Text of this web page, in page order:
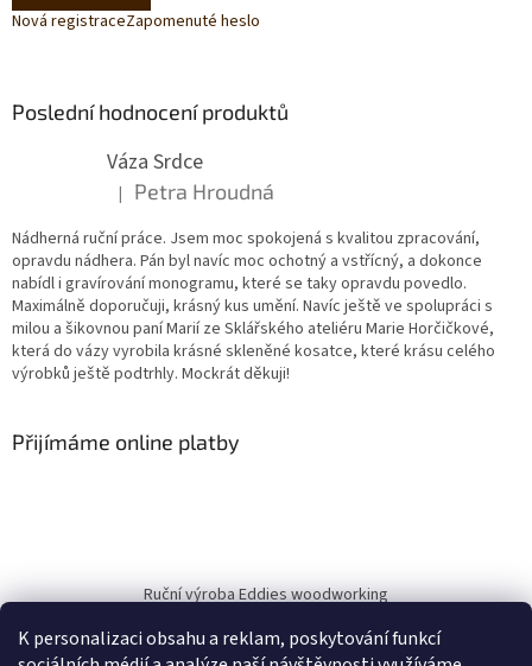
K personalizaci obsahu a reklam, poskytování funkcí
Nová registraceZapomenuté heslo
Poslední hodnocení produktů
Váza Srdce
Hodnocení produktu je 5 z 5 hvězdiček.
| Petra Hroudná
Nádherná ruční práce. Jsem moc spokojená s kvalitou zpracování,
opravdu nádhera. Pán byl navíc moc ochotný a vstřícný, a dokonce
nabídl i gravírování monogramu, které se taky opravdu povedlo.
Maximálně doporučuji, krásný kus umění. Navíc ještě ve spolupráci s
milou a šikovnou paní Marií ze Sklářského ateliéru Marie Horčičkové,
která do vázy vyrobila krásné skleněné kosatce, které krásu celého
výrobků ještě podtrhly. Mockrát děkuji!
Přijímáme online platby
Ruční výroba Eddies woodworking